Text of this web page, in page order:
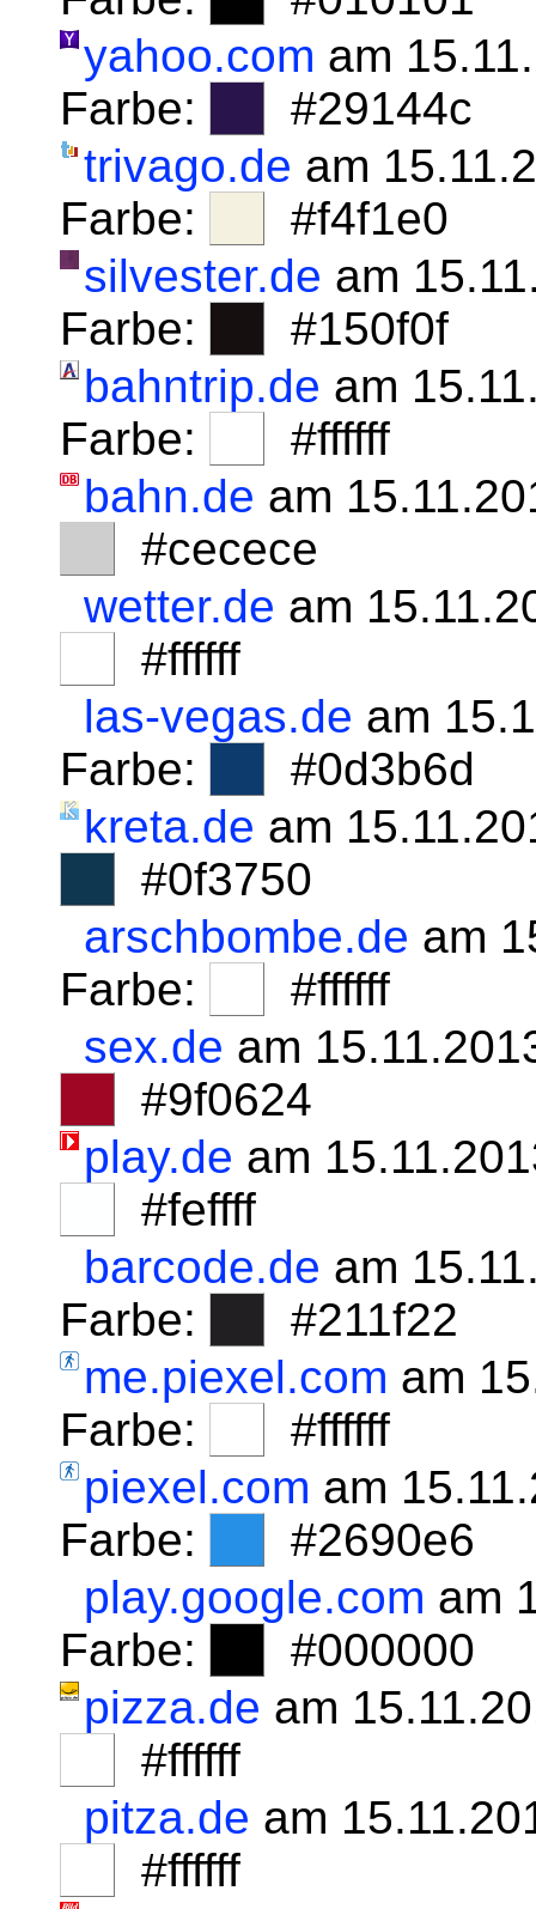
yahoo.com am
Farbe:
#29144c
trivago.de am
Farbe:
#f4f1e0
silvester.de am
Farbe:
#150f0f
bahntrip.de am
Farbe:
#ffffff
bahn.de am
#cecece
wetter.de am
#ffffff
las-vegas.de am
Farbe:
#0d3b6d
kreta.de am
#0f3750
arschbombe.de am
Farbe:
#ffffff
sex.de am
#9f0624
play.de am
#feffff
barcode.de am
Farbe:
#211f22
me.piexel.com am
Farbe:
#ffffff
piexel.com am
Farbe:
#2690e6
play.google.com am
Farbe:
#000000
pizza.de am
#ffffff
pitza.de am
#ffffff